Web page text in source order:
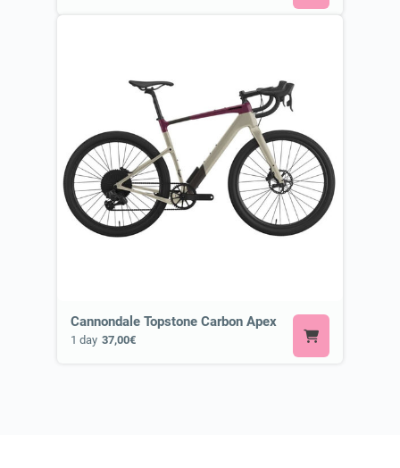
Cannondale Topstone Carbon Apex
1 day 37,00€